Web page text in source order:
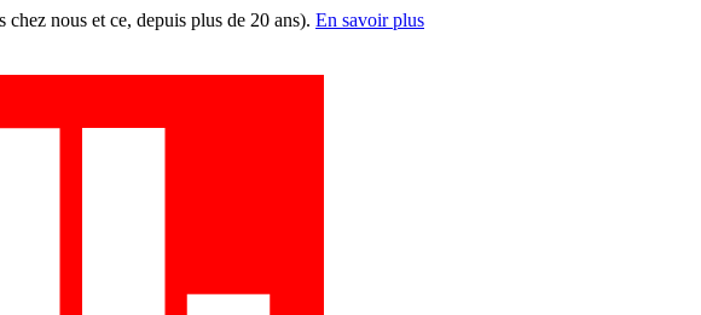
nous et ce, depuis plus de 20 ans). En savoir plus